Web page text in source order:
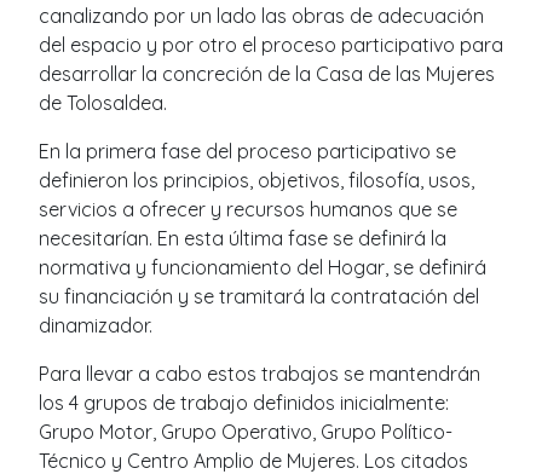
canalizando por un lado las obras de adecuación
del espacio y por otro el proceso participativo para
desarrollar la concreción de la Casa de las Mujeres
de Tolosaldea.
En la primera fase del proceso participativo se
definieron los principios, objetivos, filosofía, usos,
servicios a ofrecer y recursos humanos que se
necesitarían. En esta última fase se definirá la
normativa y funcionamiento del Hogar, se definirá
su financiación y se tramitará la contratación del
dinamizador.
Para llevar a cabo estos trabajos se mantendrán
los 4 grupos de trabajo definidos inicialmente:
Grupo Motor, Grupo Operativo, Grupo Político-
Técnico y Centro Amplio de Mujeres. Los citados